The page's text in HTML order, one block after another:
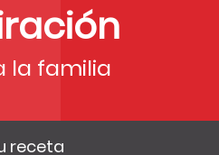
la familia
receta